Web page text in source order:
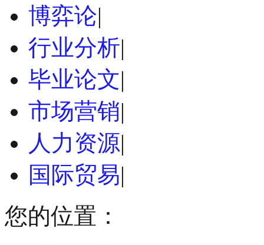
博弈论|
行业分析|
毕业论文|
市场营销|
人力资源|
国际贸易|
您的位置：